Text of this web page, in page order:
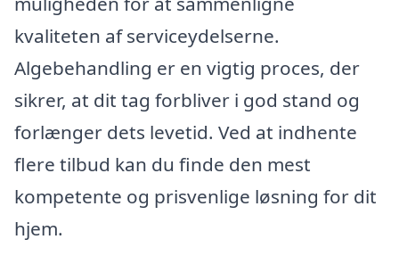
kvaliteten af serviceydelserne.
Algebehandling er en vigtig proces, der
sikrer, at dit tag forbliver i god stand og
forlænger dets levetid. Ved at indhente
flere tilbud kan du finde den mest
kompetente og prisvenlige løsning for dit
hjem.